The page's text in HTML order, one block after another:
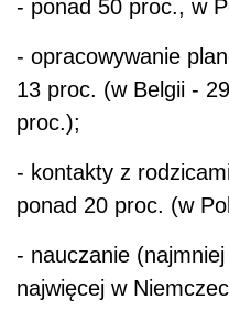
- ponad 50 proc., w
- opracowywanie
13 proc. (w Belgii -
proc.);
- kontakty z
ponad 20 proc. (w
- nauczanie
najwięcej w